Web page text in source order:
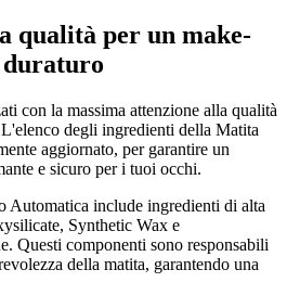
qualità per un make-
duraturo
con la massima attenzione alla qualità
degli ingredienti della Matita
aggiornato, per garantire un
e sicuro per i tuoi occhi.
Automatica include ingredienti di alta
Synthetic Wax e
Questi componenti sono responsabili
della matita, garantendo una